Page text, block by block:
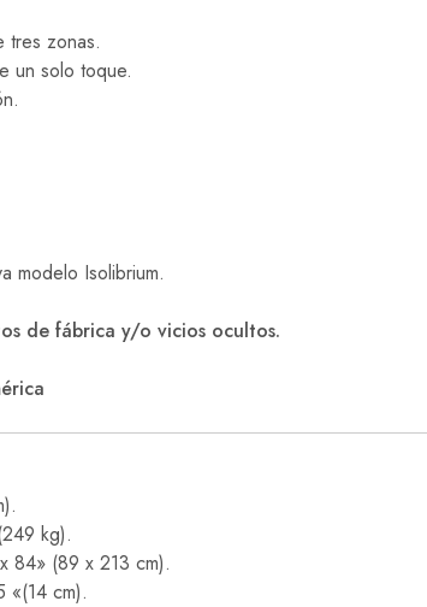
tres zonas.
un solo toque.
modelo Isolibrium.
de fábrica y/o vicios ocultos.
kg).
84» (89 x 213 cm).
«(14 cm).